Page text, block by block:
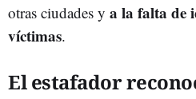
otras ciudades y a la falta de
víctimas.
El estafador